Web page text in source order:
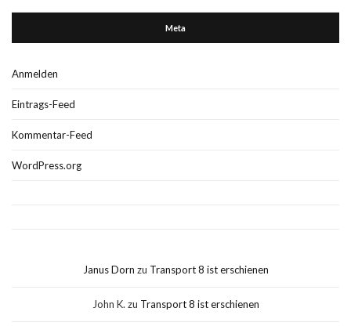
Meta
Anmelden
Eintrags-Feed
Kommentar-Feed
WordPress.org
Janus Dorn zu Transport 8 ist erschienen
John K. zu Transport 8 ist erschienen